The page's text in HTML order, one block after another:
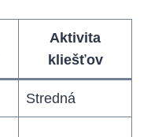
Aktivita
kliešťov
Stredná